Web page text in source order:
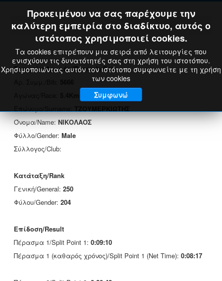
Στοιχεία Δρομέα/Runner's Data
Όνομα/Name:ΝΙΚΟΛΑΟΣ
Φύλλο/Gender: Male
Σύλλογος/Club:
Κατάταξη/Rank
Γενική/General: 250
Φύλου/Gender: 204
Επίδοση/Result
Πέρασμα 1/Split Point 1: 0:09:10
Πέρασμα 1 (καθαρός χρόνος)/Split Point 1 (Net Time): 0:08:17
Προκειμένου να σας παρέχουμε την
καλύτερη εμπειρία στο διαδίκτυο, αυτός ο
ιστότοπος χρησιμοποιεί cookies.
Τα cookies επιτρέπουν μια σειρά από λειτουργίες που
ενισχύουν τις δυνατότητές σας στη χρήση του ιστοτόπου.
Χρησιμοποιώντας αυτόν τον ιστότοπο συμφωνείτε με τη χρήση
των cookies
Συμφωνώ